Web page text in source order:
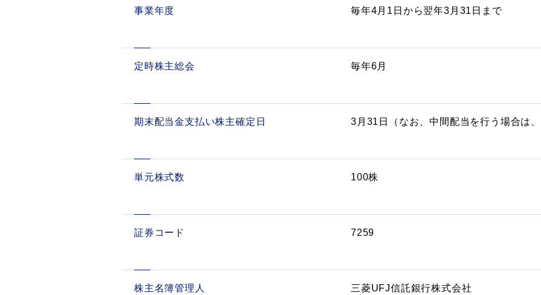
事業年度 毎年4月1日から翌年3月31日まで
定時株主総会 毎年6月
期末配当金支払い株主確定日 3月31日（なお、中間配当を行う場合は
単元株式数 100株
証券コード 7259
株主名簿管理人 三菱UFJ信託銀行株式会社